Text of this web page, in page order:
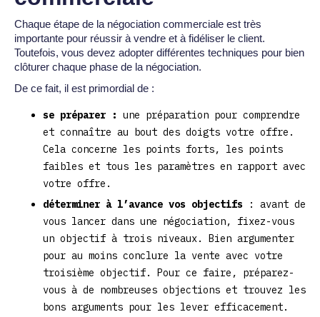
Chaque étape de la négociation commerciale est très
importante pour réussir à vendre et à fidéliser le client.
Toutefois, vous devez adopter différentes techniques pour bien
clôturer chaque phase de la négociation.
De ce fait, il est primordial de :
se préparer : une préparation pour comprendre
et connaître au bout des doigts votre offre.
Cela concerne les points forts, les points
faibles et tous les paramètres en rapport avec
votre offre.
déterminer à l’avance vos objectifs
: avant de
vous lancer dans une négociation, fixez-vous
un objectif à trois niveaux. Bien argumenter
pour au moins conclure la vente avec votre
troisième objectif. Pour ce faire, préparez-
vous à de nombreuses objections et trouvez les
bons arguments pour les lever efficacement.